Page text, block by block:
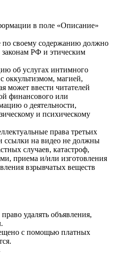
в поле «Описание»
по своему содержанию должно
законам РФ и этическим
об услугах интимного
оккультизмом, магией,
может ввести читателей
финансового или
о деятельности,
и психическому
права третьих
ссылки на видео не должны
случаев, катастроф,
приема и/или изготовления
взрывчатых веществ
удалять объявления,
с помощью платных